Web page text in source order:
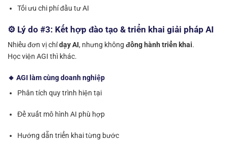
Tối ưu chi phí đầu tư AI
⚙️ Lý do #3: Kết hợp đào tạo & triển khai giải pháp AI
Nhiều đơn vị chỉdạy AI, nhưng không đồng hành triển khai.
Học viện AGI thì khác.
🔸 AGI làm cùng doanh nghiệp
Phân tích quy trình hiện tại
Đề xuất mô hình AI phù hợp
Hướng dẫn triển khai từng bước